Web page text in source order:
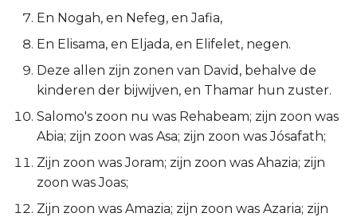
Kolossenzen
1 Thessalonicenzen
2 Thessalonicenzen
1 Timótheüs
2 Timótheüs
Titus
En Nogah, en Nefeg, en Jafia,
En Elisama, en Eljada, en Elifelet, negen.
Deze allen zijn zonen van David, behalve de
kinderen der bijwijven, en Thamar hun zuster.
Salomo's zoon nu was Rehabeam; zijn zoon was
Abia; zijn zoon was Asa; zijn zoon was Jósafath;
Zijn zoon was Joram; zijn zoon was Ahazia; zijn
zoon was Joas;
Zijn zoon was Amazia; zijn zoon was Azaria; zijn